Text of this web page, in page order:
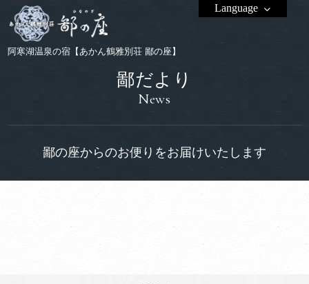
阿寒湖温泉の宿【あかん鶴雅別荘 鄙の座】
Language
鄙だより
News
鄙の座からのお便りをお届けいたします